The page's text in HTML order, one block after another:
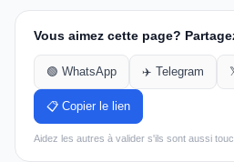
Vous aimez cette page?
🟢 WhatsApp ✈️ Telegram
📋 Copier le lien
Aidez les autres à valider s'ils sont aussi